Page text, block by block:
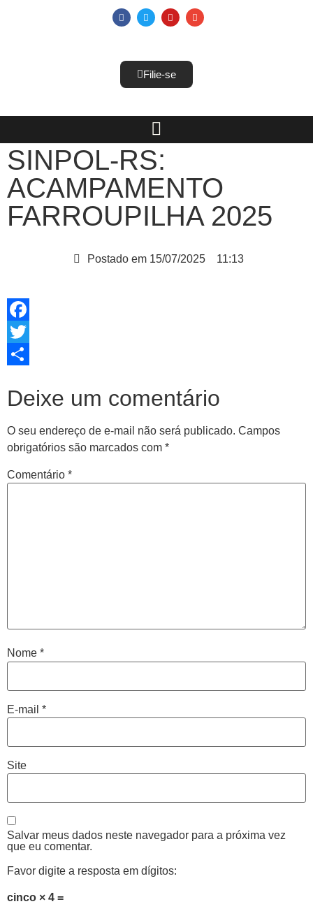
Filie-se
SINPOL-RS:
ACAMPAMENTO
FARROUPILHA 2025
Postado em 15/07/2025 11:13
Facebook
Twitter
Deixe um comentário
O seu endereço de e-mail não será publicado. Campos
obrigatórios são marcados com *
Comentário *
Nome *
E-mail *
Site
Salvar meus dados neste navegador para a próxima vez
que eu comentar.
Favor digite a resposta em dígitos:
cinco × 4 =